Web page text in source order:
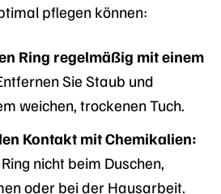
pflegen können:
Ring regelmäßig mit einem
Sie Staub und
weichen, trockenen Tuch.
Kontakt mit Chemikalien:
nicht beim Duschen,
oder bei der Hausarbeit.